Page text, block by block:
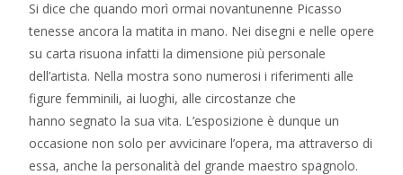
Si dice che quando morì ormai novantunenne Picasso
tenesse ancora la matita in mano. Nei disegni e nelle opere
su carta risuona infatti la dimensione più personale
dell’artista. Nella mostra sono numerosi i riferimenti alle
figure femminili, ai luoghi, alle circostanze che
hanno segnato la sua vita. L’esposizione è dunque un
occasione non solo per avvicinare l’opera, ma attraverso di
essa, anche la personalità del grande maestro spagnolo.